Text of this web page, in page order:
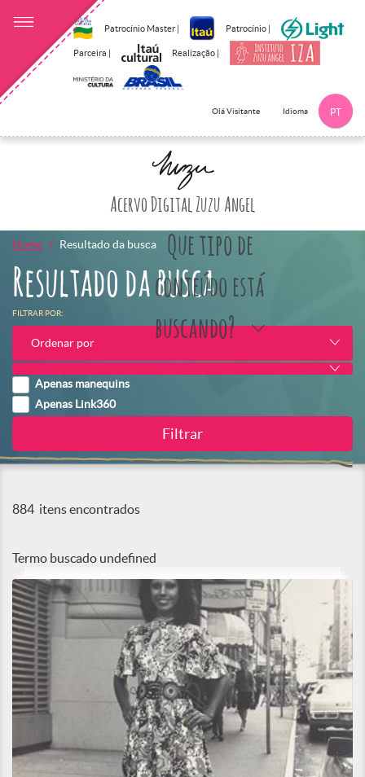
Patrocínio Master | Patrocínio |
Parceira | Realização |
Olá Visitante Idioma PT
Acervo Digital Zuzu Angel
Que tipo de
conteúdo está
buscando?
Home Resultado da busca
Resultado da busca
FILTRAR POR:
Ordenar por
Apenas manequins
Apenas Link360
884 itens encontrados
Termo buscado undefined